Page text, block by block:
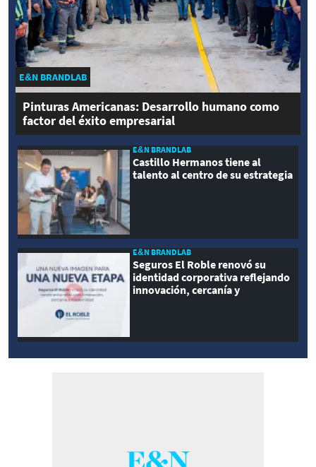
E&N BRANDLAB
Pinturas Americanas: Desarrollo humano como
factor del éxito empresarial
E&N BRANDLAB
Castillo Hermanos tiene al
talento al centro de su estrategia
E&N BRANDLAB
Seguros El Roble renovó su
identidad corporativa reflejando
innovación, cercanía y